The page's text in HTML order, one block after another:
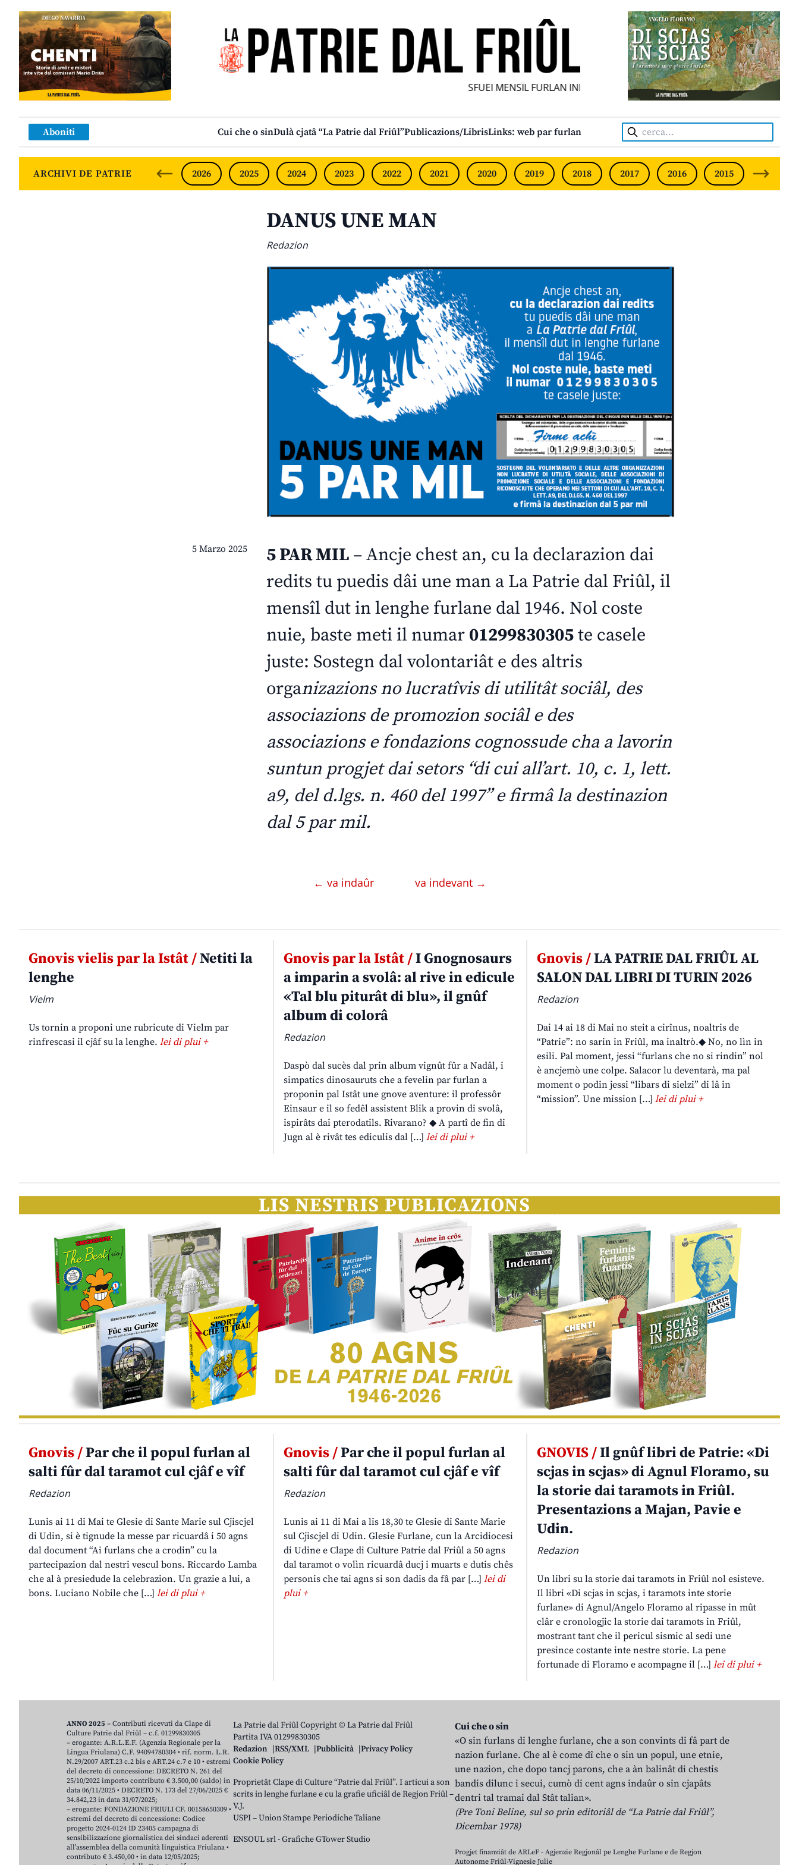
SFUEI MENSÎL FURLAN INDIPENDENT • INDEPENDENT FRIULIAN MONTHLY
Aboniti Cui che o sinDulà cjatâ “La Patrie dal Friûl”Publicazions/LibrisLinks: web par furlan Cerca:
ARCHIVI DE PATRIE 2026 2025 2024 2023 2022 2021 2020 2019 2018 2017 2016 2015 2014
DANUS UNE MAN
Redazion
5 Marzo 2025 5 PAR MIL – Ancje chest an, cu la declarazion dai
redits tu puedis dâi une man a La Patrie dal Friûl, il
mensîl dut in lenghe furlane dal 1946. Nol coste
nuie, baste meti il numar 01299830305te casele
juste: Sostegn dal volontariât e des altris
organizazions no lucratîvis di utilitât sociâl, des
associazions de promozion sociâl e des
associazions e fondazions cognossude cha a lavorin
suntun progjet dai setors “di cui all’art. 10, c. 1, lett.
a9, del d.lgs. n. 460 del 1997” e firmâ la destinazion
dal 5 par mil.
← va indaûr va indevant →
Gnovis vielis par la Istât /Netiti la
lenghe
Vielm
Us tornin a proponi une rubricute di Vielm par
rinfrescasi il cjâf su la lenghe. lei di plui +
Gnovis par la Istât /I Gnognosaurs
a imparin a svolâ: al rive in edicule
«Tal blu piturât di blu», il gnûf
album di colorâ
Redazion
Daspò dal sucès dal prin album vignût fûr a Nadâl, i
simpatics dinosauruts che a fevelin par furlan a
proponin pal Istât une gnove aventure: il professôr
Einsaur e il so fedêl assistent Blik a provin di svolâ,
ispirâts dai pterodatils. Rivarano? ◆ A partî de fin di
Jugn al è rivât tes ediculis dal […] lei di plui +
Gnovis /LA PATRIE DAL FRIÛL AL
SALON DAL LIBRI DI TURIN 2026
Redazion
Dai 14 ai 18 di Mai no steit a cirînus, noaltris de
“Patrie”: no sarin in Friûl, ma inaltrò.◆ No, no lìn in
esili. Pal moment, jessi “furlans che no si rindin” nol
è ancjemò une colpe. Salacor lu deventarà, ma pal
moment o podin jessi “libars di sielzi” di lâ in
“mission”. Une mission […]lei di plui +
Gnovis /Par che il popul furlan al
salti fûr dal taramot cul cjâf e vîf
Redazion
Lunis ai 11 di Mai te Glesie di Sante Marie sul Cjiscjel
di Udin, si è tignude la messe par ricuardâ i 50 agns
dal document “Ai furlans che a crodin” cu la
partecipazion dal nestri vescul bons. Riccardo Lamba
che al à presiedude la celebrazion. Un grazie a lui, a
bons. Luciano Nobile che […] lei di plui +
Gnovis /Par che il popul furlan al
salti fûr dal taramot cul cjâf e vîf
Redazion
Lunis ai 11 di Mai a lis 18,30 te Glesie di Sante Marie
sul Cjiscjel di Udin. Glesie Furlane, cun la Arcidiocesi
di Udine e Clape di Culture Patrie dal Friûl a 50 agns
dal taramot o volìn ricuardâ ducj i muarts e dutis chês
personis che tai agns si son dadis da fâ par […] lei di
plui +
GNOVIS /Il gnûf libri de Patrie: «Di
scjas in scjas» di Agnul Floramo, su
la storie dai taramots in Friûl.
Presentazions a Majan, Pavie e
Udin.
Redazion
Un libri su la storie dai taramots in Friûl nol esisteve.
Il libri «Di scjas in scjas, i taramots inte storie
furlane» di Agnul/Angelo Floramo al ripasse in mût
clâr e cronologjic la storie dai taramots in Friûl,
mostrant tant che il pericul sismic al sedi une
presince costante inte nestre storie. La pene
fortunade di Floramo e acompagne il […]lei di plui +
La Patrie dal Friûl Copyright © La Patrie dal Friûl
Partita IVA 01299830305
Redazion
RSS/XML Pubblicità
Privacy Policy
Cookie Policy
Proprietât Clape di Culture “Patrie dal Friûl”. I articui a son
scrits in lenghe furlane e cu la grafie uficiâl de Regjon Friûl –
V.J.
USPI – Union Stampe Periodiche Taliane
ENSOUL srl-Grafiche GTower Studio
Cui che o sin
«O sin furlans di lenghe furlane, che a son convints di fâ part de
nazion furlane. Che al è come dî che o sin un popul, une etnie,
une nazion, che dopo tancj parons, che a àn balinât di chestis
bandis dilunc i secui, cumò di cent agns indaûr o sin cjapâts
dentri tal tramai dal Stât talian».
(Pre Toni Beline, sul so prin editoriâl de “La Patrie dal Friûl”,
Dicembar 1978)
Progjet finanziât de ARLeF - Agjenzie Regjonâl pe Lenghe Furlane e de Regjon
Autonome Friûl-Vignesie Julie
ANNO 2025 – Contributi ricevuti da Clape di
Culture Patrie dal Friûl – c.f. 01299830305
– erogante: A.R.L.E.F. (Agenzia Regionale per la
Lingua Friulana) C.F. 94094780304 • rif. norm. L.R.
N.29/2007 ART.23 c.2 bis e ART.24 c.7 e 10 • estremi
del decreto di concessione: DECRETO N. 261 del
25/10/2022 importo contributo € 3.500,00 (saldo) in
data 06/11/2025 • DECRETO N. 173 del 27/06/2025 €
34.842,23 in data 31/07/2025;
– erogante: FONDAZIONE FRIULI CF. 00158650309 •
estremi del decreto di concessione: Codice
progetto 2024-0124 ID 23405 campagna di
sensibilizzazione giornalistica dei sindaci aderenti
all’assemblea della comunità linguistica Friulana •
contributo € 3.450,00 • in data 12/05/2025;